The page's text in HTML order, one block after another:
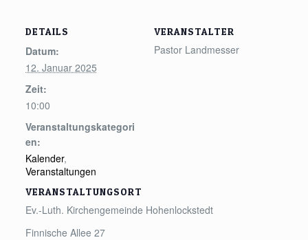
DETAILS
Datum:
12. Januar 2025
Zeit:
10:00
Veranstaltungskategori
en:
Kalender,
Veranstaltungen
VERANSTALTUNGSORT
Ev.-Luth. Kirchengemeinde Hohenlockstedt
Finnische Allee 27
VERANSTALTER
Pastor Landmesser